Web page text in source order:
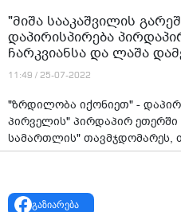
"მიშა სააკაშვილის
დაპირისპირება
ჩარკვიანსა და ლაშა
11:49 / 25-07-2022
"ზრდილობა იქონიეთ" -
პირველის" პირდაპირ ეთერში
სამართლის" თავმჯდომარეს,
"ევროპული საქართველოს"
გაზიარება